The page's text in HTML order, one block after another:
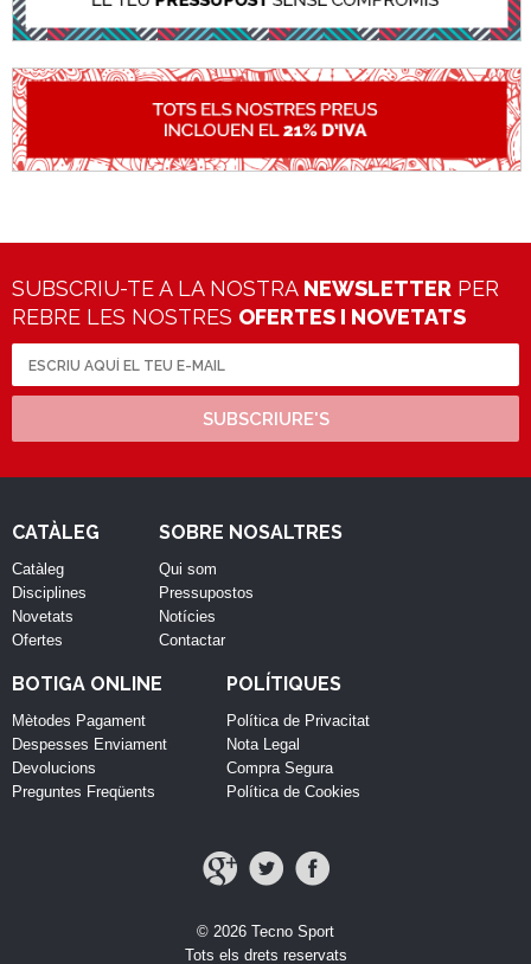
SUBSCRIU-TE A LA NOSTRA NEWSLETTER PER
REBRE LES NOSTRES OFERTES I NOVETATS
SUBSCRIURE'S
CATÀLEG
Catàleg
Disciplines
Novetats
Ofertes
SOBRE NOSALTRES
Qui som
Pressupostos
Notícies
Contactar
BOTIGA ONLINE
Mètodes Pagament
Despesses Enviament
Devolucions
Preguntes Freqüents
POLÍTIQUES
Política de Privacitat
Nota Legal
Compra Segura
Política de Cookies
© 2026 Tecno Sport
Tots els drets reservats